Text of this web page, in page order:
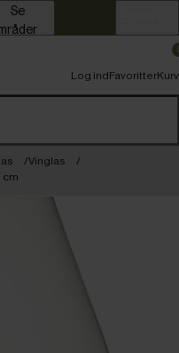
Log indFavoritterKurv
Vinglas
cm